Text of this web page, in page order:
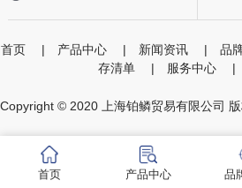
首页 | 产品中心 | 新闻资讯 | 品
存清单 | 服务中心 |
Copyright © 2020 上海铂鳞贸易有限公司
首页 产品中心 品